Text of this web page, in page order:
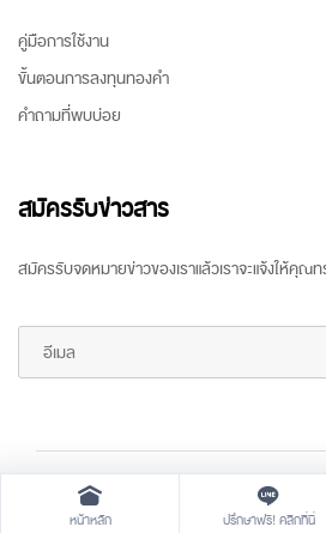
คู่มือการใช้งาน
ขั้นตอนการลงทุนทองคำ
คำถามที่พบบ่อย
สมัครรับข่าวสาร
สมัครรับจดหมายข่าวของเราแล้วเราจะแจ้งให้คุณ
Copyright © 2026 All rights reserved
หน้าหลัก ปรึกษาฟรี! คลิกที่นี่